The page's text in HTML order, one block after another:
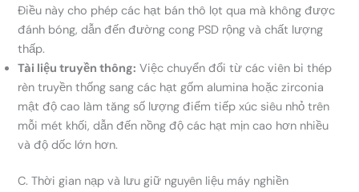
Điều này cho phép các hạt bán thô lọt qua mà không được
đánh bóng, dẫn đến đường cong PSD rộng và chất lượng
thấp.
Tài liệu truyền thông: Việc chuyển đổi từ các viên bi thép
rèn truyền thống sang các hạt gốm alumina hoặc zirconia
mật độ cao làm tăng số lượng điểm tiếp xúc siêu nhỏ trên
mỗi mét khối, dẫn đến nồng độ các hạt mịn cao hơn nhiều
và độ dốc lớn hơn.
C. Thời gian nạp và lưu giữ nguyên liệu máy nghiền